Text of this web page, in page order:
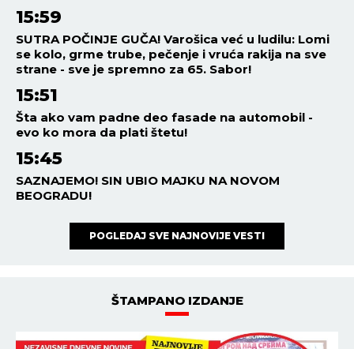
15:59
SUTRA POČINJE GUČA! Varošica već u ludilu: Lomi
se kolo, grme trube, pečenje i vruća rakija na sve
strane - sve je spremno za 65. Sabor!
15:51
Šta ako vam padne deo fasade na automobil -
evo ko mora da plati štetu!
15:45
SAZNAJEMO! SIN UBIO MAJKU NA NOVOM
BEOGRADU!
POGLEDAJ SVE NAJNOVIJE VESTI
ŠTAMPANO IZDANJE